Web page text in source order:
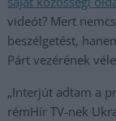
videót? Mert
beszélgetést,
Párt vezérének
„Interjút adtam a
rémHír TV-nek